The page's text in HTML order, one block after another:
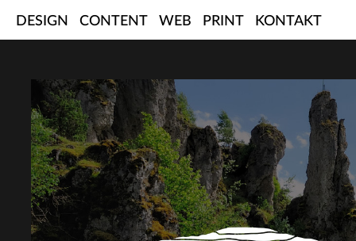
DESIGN CONTENT WEB PRINT KONTAKT